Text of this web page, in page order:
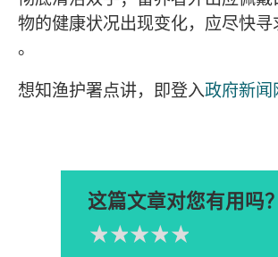
物的健康状况出现变化，应尽快
。
想知渔护署点讲，即登入政府新闻
这篇文章对您有用吗？
Please rate
4星
3星
2星
1星